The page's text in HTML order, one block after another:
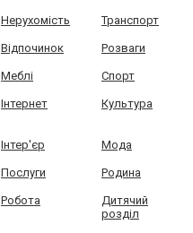
Нерухомість Транспорт
Відпочинок Розваги
Меблі Спорт
Інтернет Культура
Інтер'єр Мода
Послуги Родина
Робота
Дитячий
розділ